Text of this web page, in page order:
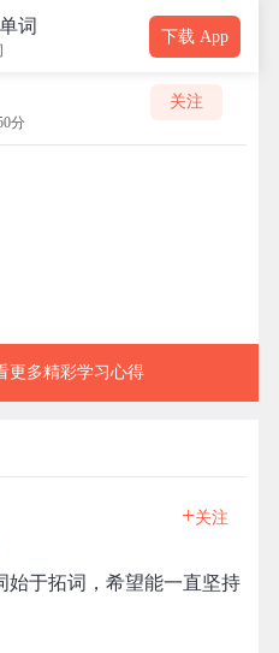
词 下载 App
分
关注
更多精彩学习心得
+关注
始于拓词，希望能一直坚持